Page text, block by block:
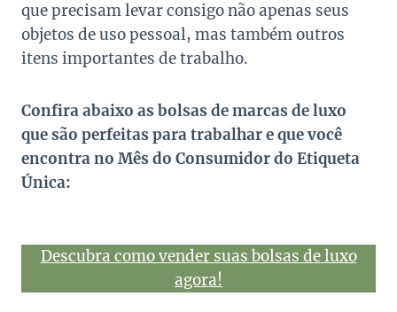
que precisam levar consigo não apenas seus
objetos de uso pessoal, mas também outros
itens importantes de trabalho.
Confira abaixo as bolsas de marcas de luxo
que são perfeitas para trabalhar e que você
encontra no Mês do Consumidor do Etiqueta
Única:
Descubra como vender suas bolsas de luxo
agora!